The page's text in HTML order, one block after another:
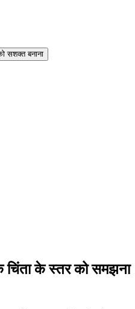
सशक्त बनाना
चिंता के स्तर को समझना